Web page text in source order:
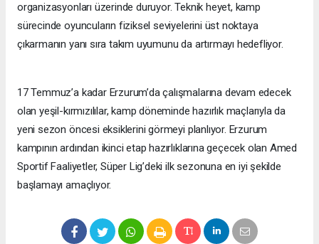
organizasyonları üzerinde duruyor. Teknik heyet, kamp
sürecinde oyuncuların fiziksel seviyelerini üst noktaya
çıkarmanın yanı sıra takım uyumunu da artırmayı hedefliyor.
17 Temmuz’a kadar Erzurum’da çalışmalarına devam edecek
olan yeşil-kırmızılılar, kamp döneminde hazırlık maçlarıyla da
yeni sezon öncesi eksiklerini görmeyi planlıyor. Erzurum
kampının ardından ikinci etap hazırlıklarına geçecek olan Amed
Sportif Faaliyetler, Süper Lig’deki ilk sezonuna en iyi şekilde
başlamayı amaçlıyor.